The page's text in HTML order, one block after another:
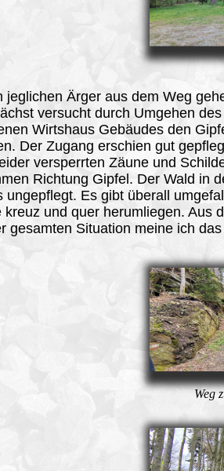
jeglichen Ärger aus dem Weg
versucht durch Umgehen des
Wirtshaus Gebäudes den
Der Zugang erschien gut
versperrten Zäune und
Richtung Gipfel. Der Wald in
ungepflegt. Es gibt überall
kreuz und quer herumliegen. Aus
gesamten Situation meine ich
Weg